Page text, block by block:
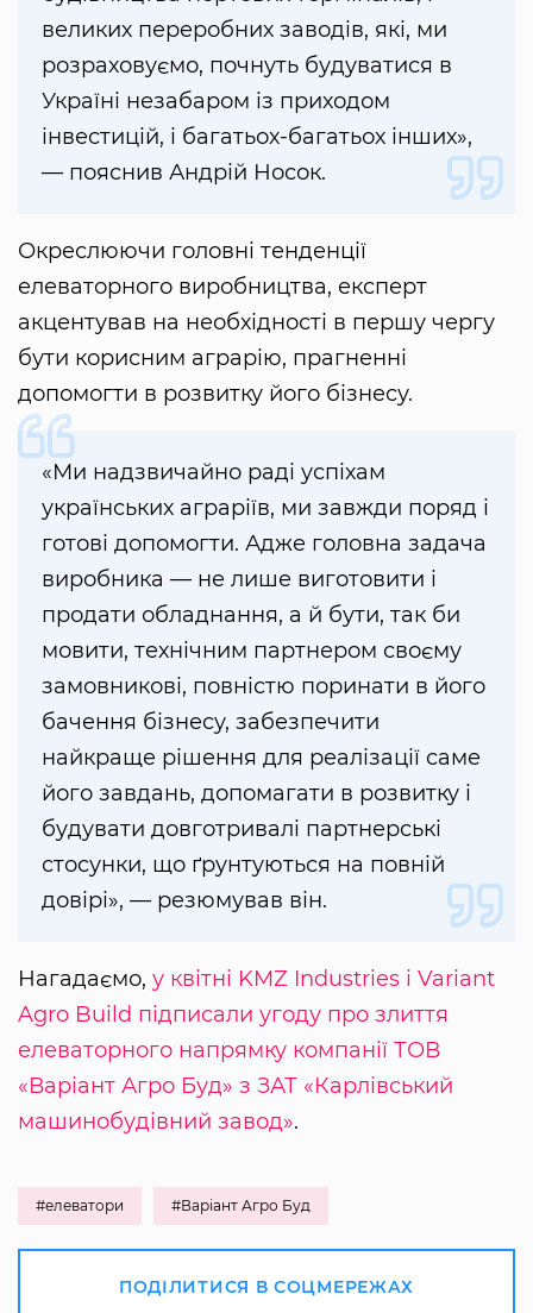
великих переробних заводів, які, ми
розраховуємо, почнуть будуватися в
Україні незабаром із приходом
інвестицій, і багатьох-багатьох інших»,
— пояснив Андрій Носок.
Окреслюючи головні тенденції
елеваторного виробництва, експерт
акцентував на необхідності в першу чергу
бути корисним аграрію, прагненні
допомогти в розвитку його бізнесу.
«Ми надзвичайно раді успіхам
українських аграріїв, ми завжди поряд і
готові допомогти. Адже головна задача
виробника — не лише виготовити і
продати обладнання, а й бути, так би
мовити, технічним партнером своєму
замовникові, повністю поринати в його
бачення бізнесу, забезпечити
найкраще рішення для реалізації саме
його завдань, допомагати в розвитку і
будувати довготривалі партнерські
стосунки, що ґрунтуються на повній
довірі», — резюмував він.
Нагадаємо, у квітні KMZ Industries і Variant
Agro Build підписали угоду про злиття
елеваторного напрямку компанії ТОВ
«Варіант Агро Буд» з ЗАТ «Карлівський
машинобудівний завод».
#елеватори #Варіант Агро Буд
ПОДІЛИТИСЯ В СОЦМЕРЕЖАХ